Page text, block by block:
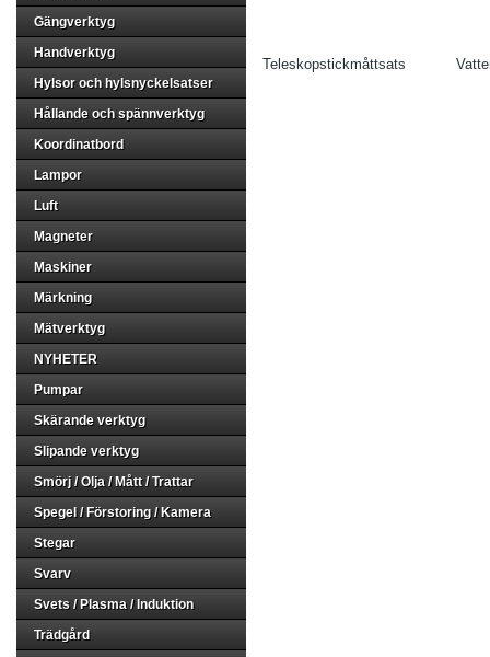
Gängverktyg
Handverktyg
Hylsor och hylsnyckelsatser
Hållande och spännverktyg
Koordinatbord
Lampor
Luft
Magneter
Maskiner
Märkning
Mätverktyg
NYHETER
Pumpar
Skärande verktyg
Slipande verktyg
Smörj / Olja / Mått / Trattar
Spegel / Förstoring / Kamera
Stegar
Svarv
Svets / Plasma / Induktion
Trädgård
Teleskopstickmåttsats